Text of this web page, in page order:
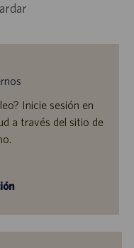
Inicie sesión en
a través del sitio de